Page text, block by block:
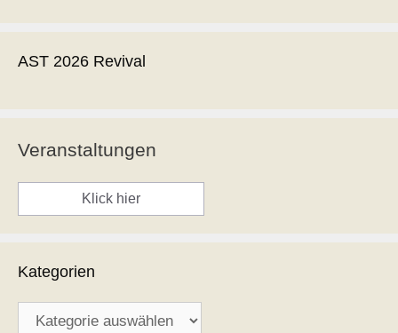
AST 2026 Revival
Veranstaltungen
Klick hier
Kategorien